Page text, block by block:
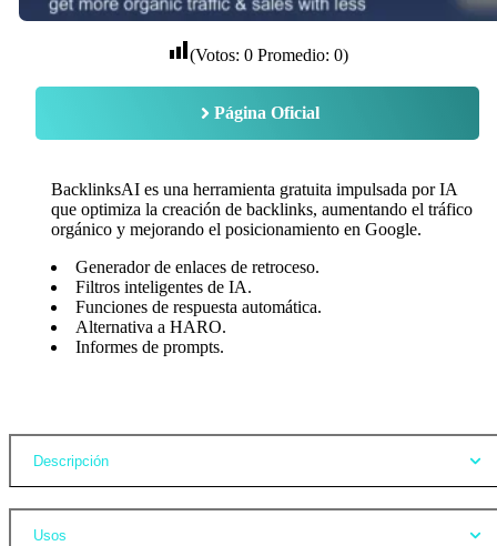
(Votos: 0Promedio: 0)
Página Oficial
BacklinksAI es una herramienta gratuita impulsada por IA
que optimiza la creación de backlinks, aumentando el tráfico
orgánico y mejorando el posicionamiento en Google.
Generador de enlaces de retroceso.
Filtros inteligentes de IA.
Funciones de respuesta automática.
Alternativa a HARO.
Informes de prompts.
Descripción
Usos